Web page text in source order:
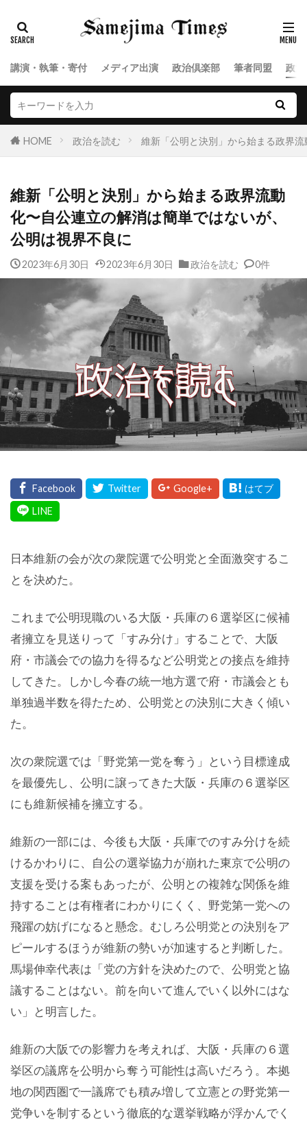
講演・執筆・寄付 メディア出演 政治倶楽部 筆者同盟 政
HOME 政治を読む 維新「公明と決別」から始まる政界
維新「公明と決別」から始まる政界流動
化〜自公連立の解消は簡単ではないが、
公明は視界不良に
2023年6月30日 2023年6月30日 政治を読む 0件
日本維新の会が次の衆院選で公明党と全面激突するこ
とを決めた。
これまで公明現職のいる大阪・兵庫の６選挙区に候補
者擁立を見送りって「すみ分け」することで、大阪
府・市議会での協力を得るなど公明党との接点を維持
してきた。しかし今春の統一地方選で府・市議会とも
単独過半数を得たため、公明党との決別に大きく傾い
た。
次の衆院選では「野党第一党を奪う」という目標達成
を最優先し、公明に譲ってきた大阪・兵庫の６選挙区
にも維新候補を擁立する。
維新の一部には、今後も大阪・兵庫でのすみ分けを続
けるかわりに、自公の選挙協力が崩れた東京で公明の
支援を受ける案もあったが、公明との複雑な関係を維
持することは有権者にわかりにくく、野党第一党への
飛躍の妨げになると懸念。むしろ公明党との決別をア
ピールするほうが維新の勢いが加速すると判断した。
馬場伸幸代表は「党の方針を決めたので、公明党と協
議することはない。前を向いて進んでいく以外にはな
い」と明言した。
維新の大阪での影響力を考えれば、大阪・兵庫の６選
挙区の議席を公明から奪う可能性は高いだろう。本拠
地の関西圏で一議席でも積み増して立憲との野党第一
党争いを制するという徹底的な選挙戦略が浮かんでく